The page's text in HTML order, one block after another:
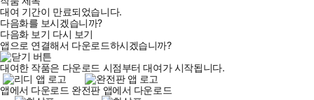
대여 기간이 만료되었습니다.
다음화를 보시겠습니까?
다음화 보기 다시 보기
앱으로 연결해서 다운로드하시겠습니까?
대여한 작품은 다운로드 시점부터 대여가 시작됩니다.
앱에서 다운로드 완전판 앱에서 다운로드